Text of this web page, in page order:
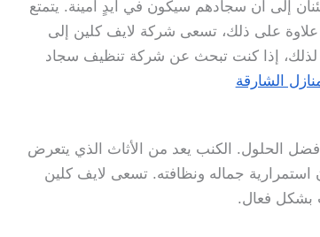
إلى أن سجادهم سيكون في أيدٍ أمينة. يتمتع
علاوة على ذلك، تسعى شركة لايف كلين إلى
لذلك، إذا كنت تبحث عن شركة تنظيف سجاد
الشارقة
الحلول. الكنب يعد من الأثاث الذي يتعرض
استمرارية جماله ونظافته. تسعى لايف كلين
بشكل فعال.